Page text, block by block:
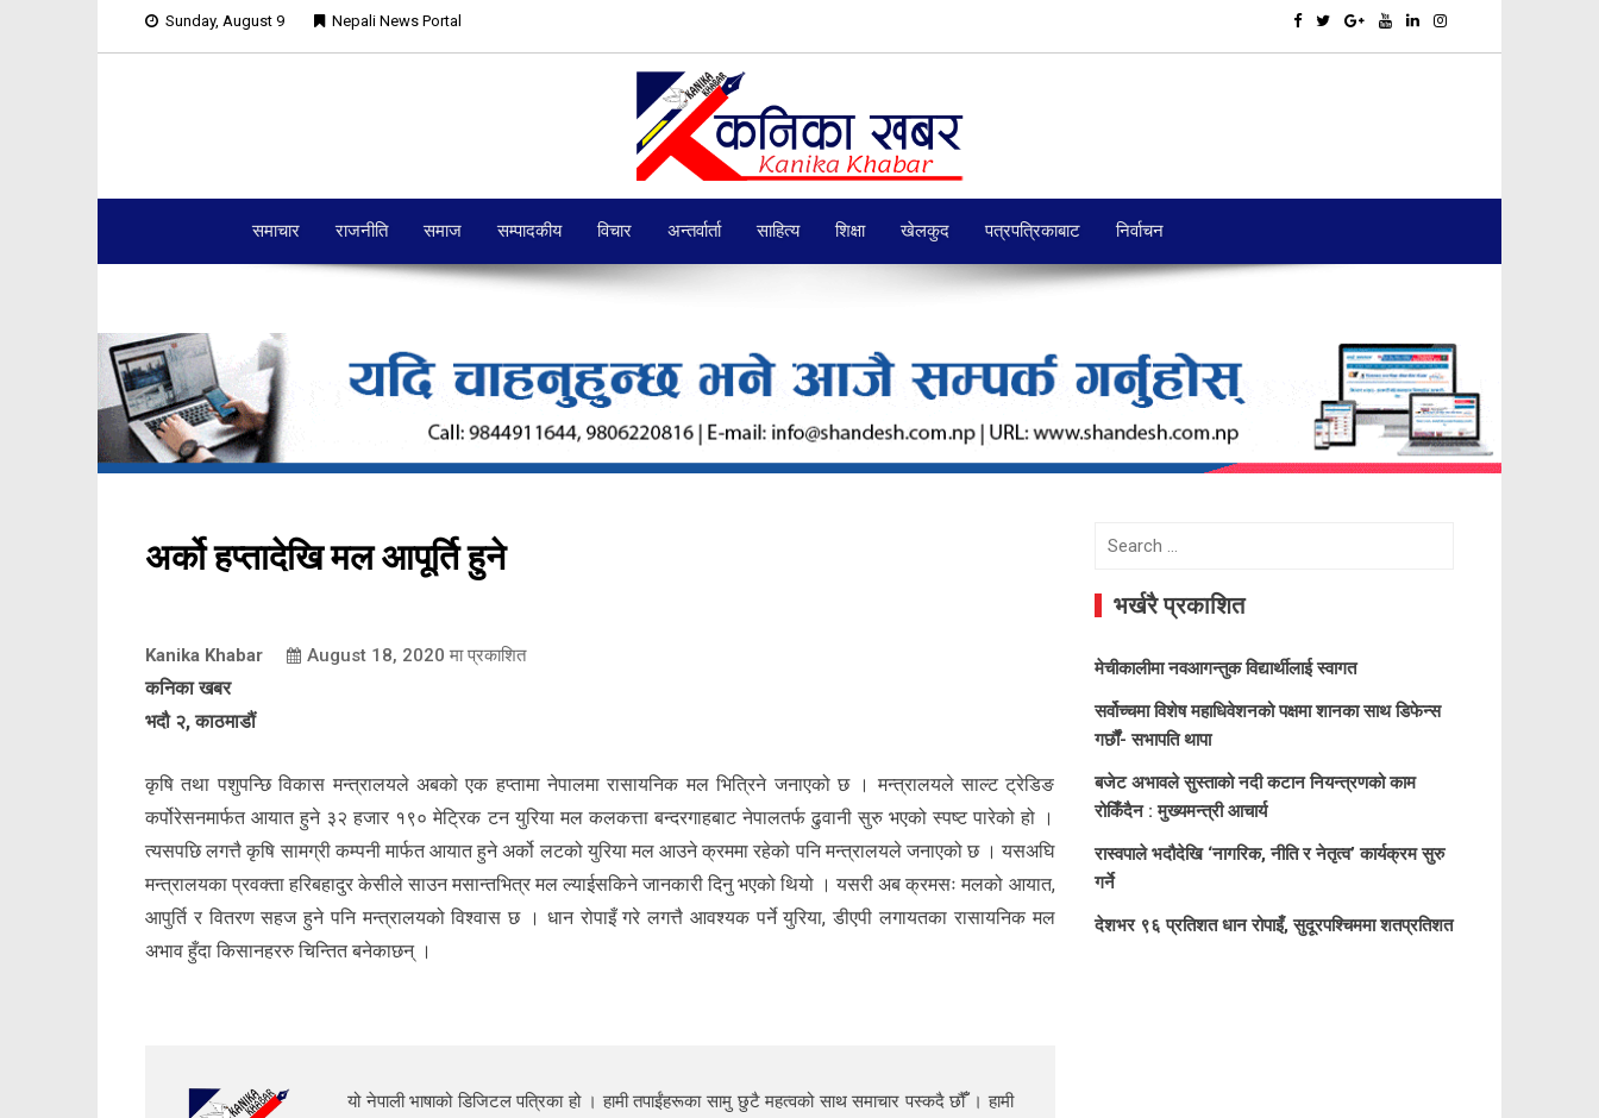
Sunday, August 9 Nepali News Portal
समाचार राजनीति समाज सम्पादकीय विचार अन्तर्वार्ता साहित्य शिक्षा खेलकुद पत्रपत्रिकाबाट निर्वाचन
अर्को हप्तादेखि मल आपूर्ति हुने
Kanika Khabar August 18, 2020 मा प्रकाशित
कनिका खबर
भदौ २, काठमाडौं
कृषि तथा पशुपन्छि विकास मन्त्रालयले अबको एक हप्तामा नेपालमा रासायनिक मल भित्रिने जनाएको छ । मन्त्रालयले साल्ट ट्रेडिङ
कर्पोरेसनमार्फत आयात हुने ३२ हजार १९० मेट्रिक टन युरिया मल कलकत्ता बन्दरगाहबाट नेपालतर्फ ढुवानी सुरु भएको स्पष्ट पारेको हो ।
त्यसपछि लगत्तै कृषि सामग्री कम्पनी मार्फत आयात हुने अर्को लटको युरिया मल आउने क्रममा रहेको पनि मन्त्रालयले जनाएको छ । यसअघि
मन्त्रालयका प्रवक्ता हरिबहादुर केसीले साउन मसान्तभित्र मल ल्याईसकिने जानकारी दिनु भएको थियो । यसरी अब क्रमसः मलको आयात,
आपुर्ति र वितरण सहज हुने पनि मन्त्रालयको विश्वास छ । धान रोपाइँ गरे लगत्तै आवश्यक पर्ने युरिया, डीएपी लगायतका रासायनिक मल
अभाव हुँदा किसानहररु चिन्तित बनेकाछन् ।
यो नेपाली भाषाको डिजिटल पत्रिका हो । हामी तपाईंहरूका सामु छुटै महत्वको साथ समाचार पस्कदै छौँँ । हामी
Search
भर्खरै प्रकाशित
मेचीकालीमा नवआगन्तुक विद्यार्थीलाई स्वागत
सर्वोच्चमा विशेष महाधिवेशनको पक्षमा शानका साथ डिफेन्स
गर्छौं- सभापति थापा
बजेट अभावले सुस्ताको नदी कटान नियन्त्रणको काम
रोकिँदैन : मुख्यमन्त्री आचार्य
रास्वपाले भदौदेखि ‘नागरिक, नीति र नेतृत्व’ कार्यक्रम सुरु
गर्ने
देशभर ९६ प्रतिशत धान रोपाइँ, सुदूरपश्चिममा शतप्रतिशत